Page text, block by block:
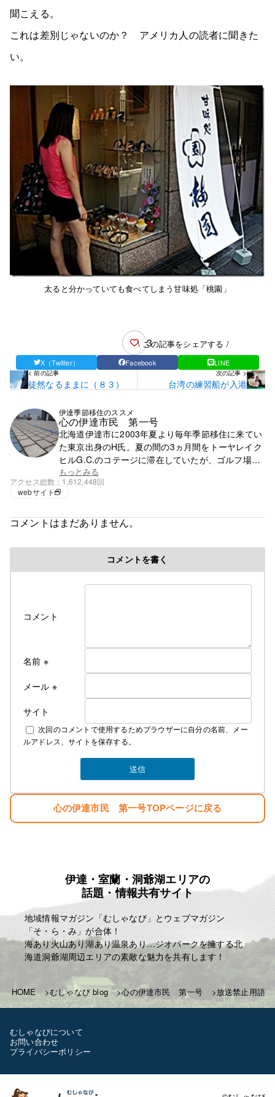
聞こえる。
これは差別じゃないのか？ アメリカ人の読者に聞きた
い。
太ると分かっていても食べてしまう甘味処「桃園」
3
\ この記事をシェアする /
X（Twitter） Facebook LINE
< 前の記事
徒然なるままに（８３）
次の記事 >
台湾の練習船が入港
伊達季節移住のススメ
心の伊達市民 第一号
北海道伊達市に2003年夏より毎年季節移住に来てい
た東京出身のH氏。夏の間の3ヵ月間をトーヤレイク
ヒルG.C.のコテージに滞在していたが、ゴルフ場の
閉鎖で滞在先を失う。それ以降は行く先が無く、都
心で徘徊の毎日。
もっとみる
アクセス総数
1,612,448回
webサイト
コメントはまだありません。
コメントを書く
コメント
名前 ※
メール ※
サイト
次回のコメントで使用するためブラウザーに自分の名前、メー
ルアドレス、サイトを保存する。
心の伊達市民 第一号TOPページに戻る
伊達・室蘭・洞爺湖エリアの
話題・情報共有サイト
地域情報マガジン「むしゃなび」とウェブマガジン
「そ・ら・み」が合体！
海あり火山あり湖あり温泉あり…ジオパークを擁する北
海道洞爺湖周辺エリアの素敵な魅力を共有します！
HOME むしゃなび blog 心の伊達市民 第一号 放送禁止用語
むしゃなびについて
お問い合わせ
プライバシーポリシー